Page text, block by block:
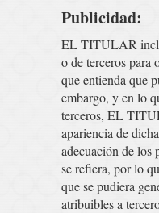
Publicidad:
EL TITULAR
o de terceros para
que entienda que
embargo, y en lo
terceros, EL
apariencia de
adecuación de los
se refiera, por lo
que se pudiera
atribuibles a